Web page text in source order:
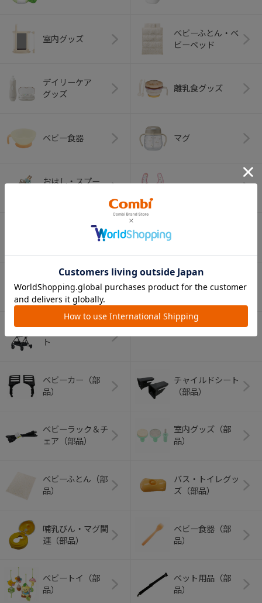
室内グッズ
ベビーふとん・ベ
ビーベッド
デイリーケア
グッズ
離乳食グッズ
ベビー食器 マグ
おはし・スプー
（お口のケア）
（ヘルメット）
ペット用品
ショッピングカー
ト
ベビーカー（部
品）
チャイルドシート
（部品）
ベビーラック＆チ
ェア（部品）
室内グッズ（部
品）
ベビーふとん（部
品）
バス・トイレグッ
ズ（部品）
哺乳びん・マグ関
連（部品）
ベビー食器（部
品）
ベビートイ（部
品）
ペット用品（部
品）